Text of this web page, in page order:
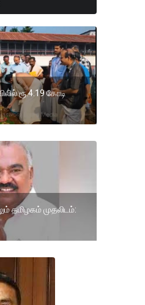
ரூ.4.19 கோடி
தமிழகம் முதலிடம்: